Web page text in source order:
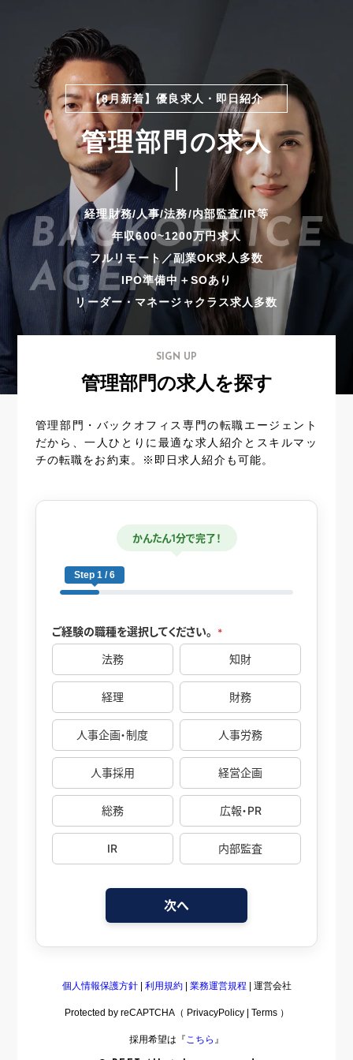
【8月新着】優良求人・即日紹介
管理部門の求人
経理財務/人事/法務/内部監査/IR等
年収600~1200万円求人
フルリモート／副業OK求人多数
IPO準備中＋SOあり
リーダー・マネージャクラス求人多数
SIGN UP
管理部門の求人を探す
管理部門・バックオフィス専門の転職エージェント
だから、一人ひとりに最適な求人紹介とスキルマッ
チの転職をお約束。※即日求人紹介も可能。
かんたん1分で完了！
Step 1 / 6
ご経験の職種を選択してください。 *
法務 知財
経理 財務
人事企画・制度 人事労務
人事採用 経営企画
総務 広報・PR
IR 内部監査
次へ
個人情報保護方針| 利用規約| 業務運営規程 運営会社
Protected by reCAPTCHA（ PrivacyPolicy| Terms）
採用希望は『こちら 』